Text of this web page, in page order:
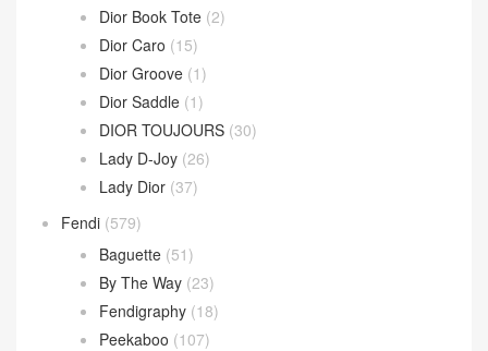
Dior Book Tote (2)
Dior Caro (15)
Dior Groove (1)
Dior Saddle (1)
DIOR TOUJOURS (30)
Lady D-Joy (26)
Lady Dior (37)
Fendi (579)
Baguette (51)
By The Way (23)
Fendigraphy (18)
Peekaboo (107)